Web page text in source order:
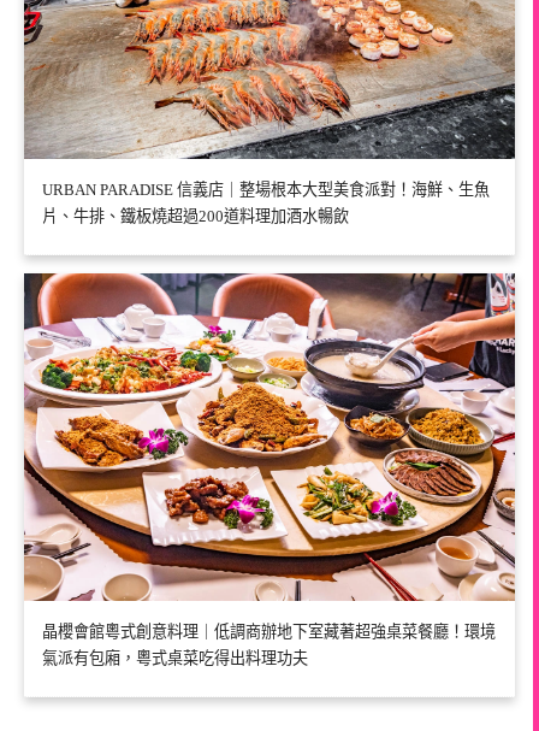
URBAN PARADISE 信義店｜整場根本大型美食派對！海鮮、生魚
片、牛排、鐵板燒超過200道料理加酒水暢飲
晶櫻會館粵式創意料理｜低調商辦地下室藏著超強桌菜餐廳！環境
氣派有包廂，粵式桌菜吃得出料理功夫